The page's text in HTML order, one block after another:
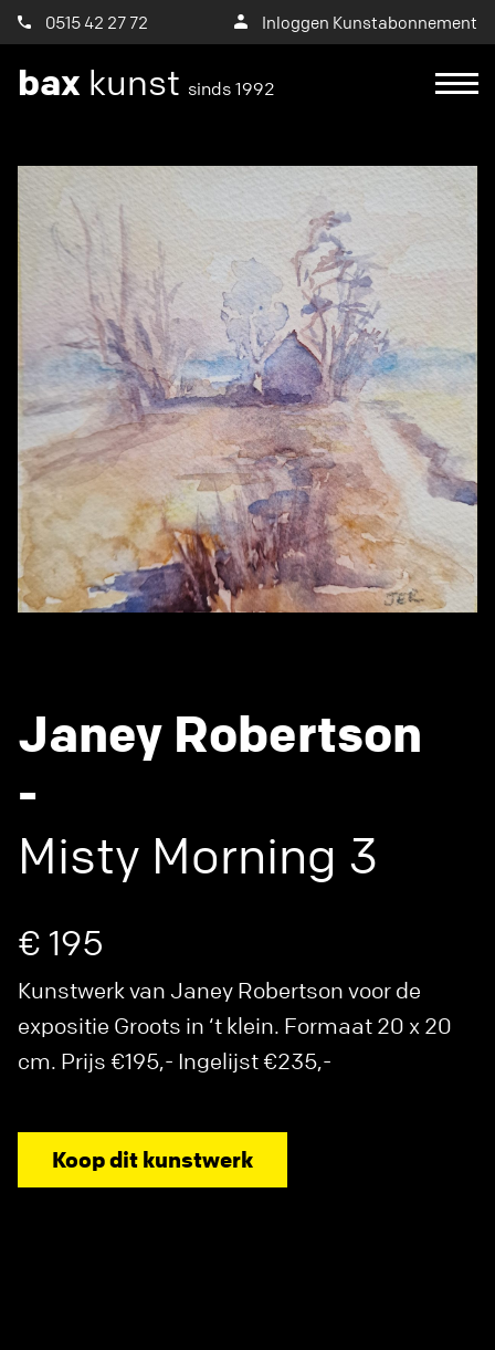
0515 42 27 72 Inloggen Kunstabonnement
bax kunst sinds 1992
Janey Robertson
-
Misty Morning 3
€ 195
Kunstwerk van Janey Robertson voor de
expositie Groots in ‘t klein. Formaat 20 x 20
cm. Prijs €195,- Ingelijst €235,-
Koop dit kunstwerk